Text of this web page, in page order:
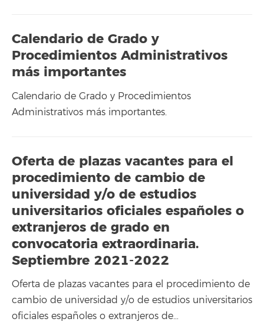
Calendario de Grado y
Procedimientos Administrativos
más importantes
Calendario de Grado y Procedimientos
Administrativos más importantes.
Oferta de plazas vacantes para el
procedimiento de cambio de
universidad y/o de estudios
universitarios oficiales españoles o
extranjeros de grado en
convocatoria extraordinaria.
Septiembre 2021-2022
Oferta de plazas vacantes para el procedimiento de
cambio de universidad y/o de estudios universitarios
oficiales españoles o extranjeros de…